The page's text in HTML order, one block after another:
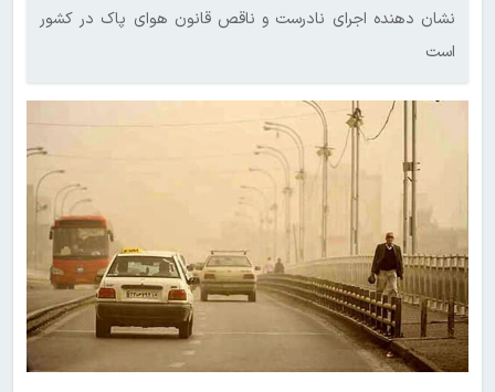
نشان دهنده اجرای نادرست و ناقص قانون هوای پاک در کشور
است